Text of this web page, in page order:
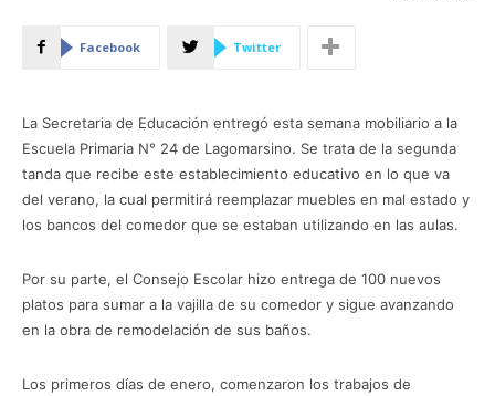
Facebook Twitter
La Secretaria de Educación entregó esta semana mobiliario a la
Escuela Primaria N° 24 de Lagomarsino. Se trata de la segunda
tanda que recibe este establecimiento educativo en lo que va
del verano, la cual permitirá reemplazar muebles en mal estado y
los bancos del comedor que se estaban utilizando en las aulas.
Por su parte, el Consejo Escolar hizo entrega de 100 nuevos
platos para sumar a la vajilla de su comedor y sigue avanzando
en la obra de remodelación de sus baños.
Los primeros días de enero, comenzaron los trabajos de